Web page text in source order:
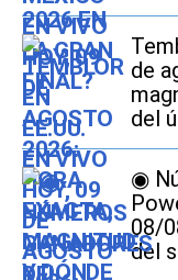
de
del
◉
08/
del